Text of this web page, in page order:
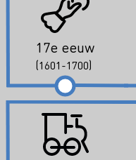
17e eeuw
(1601-1700)